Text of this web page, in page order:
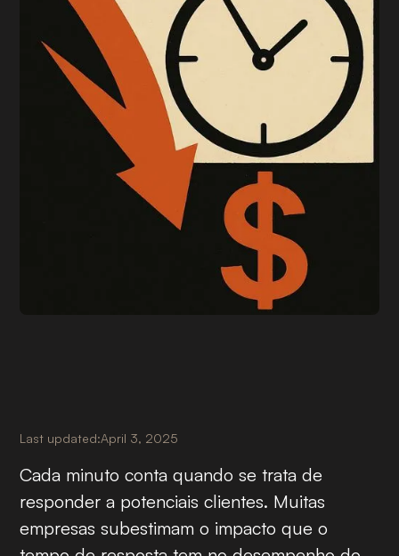
Last updated:April 3, 2025
Cada minuto conta quando se trata de
responder a potenciais clientes. Muitas
empresas subestimam o impacto que o